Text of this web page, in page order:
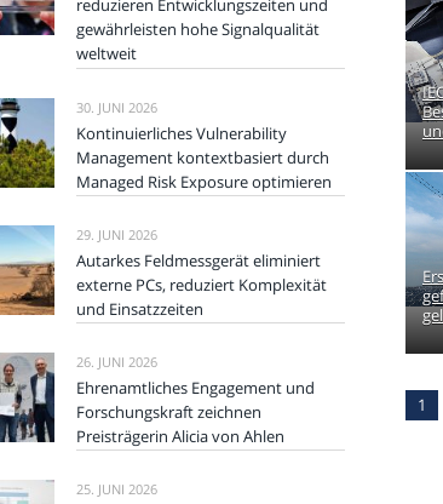
1
reduzieren Entwicklungszeiten und
gewährleisten hohe Signalqualität
weltweit
30. JUNI 2026
Kontinuierliches Vulnerability
Management kontextbasiert durch
Managed Risk Exposure optimieren
29. JUNI 2026
Autarkes Feldmessgerät eliminiert
externe PCs, reduziert Komplexität
und Einsatzzeiten
26. JUNI 2026
Ehrenamtliches Engagement und
Forschungskraft zeichnen
Preisträgerin Alicia von Ahlen
25. JUNI 2026